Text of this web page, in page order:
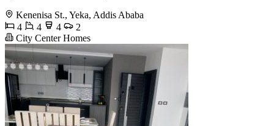
Kenenisa St., Yeka, Addis Ababa
4
4 4
2
City Center Homes